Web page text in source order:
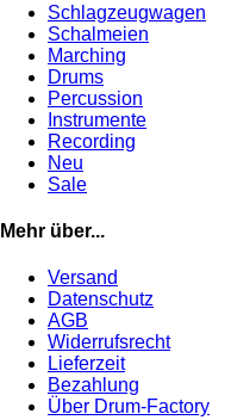
Schlagzeugwagen
Schalmeien
Marching
Drums
Percussion
Instrumente
Recording
Neu
Sale
Mehr über...
Versand
Datenschutz
AGB
Widerrufsrecht
Lieferzeit
Bezahlung
Über Drum-Factory